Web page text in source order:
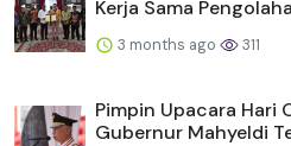
Kerja Sama
3 months ago 311
Pimpin Upacara Hari
Gubernur Mahyeldi